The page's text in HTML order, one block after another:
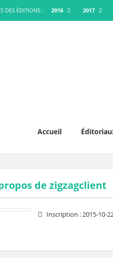
DES ÉDITIONS : 2016 2017
Accueil
de zigzagclient
Inscription :2015-10-